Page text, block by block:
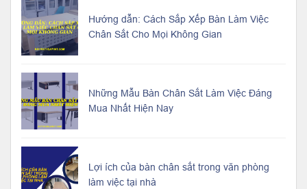
Hướng dẫn: Cách Sắp Xếp Bàn Làm Việc
Chân Sắt Cho Mọi Không Gian
Những Mẫu Bàn Chân Sắt Làm Việc Đáng
Mua Nhất Hiện Nay
Lợi ích của bàn chân sắt trong văn phòng
làm việc tại nhà